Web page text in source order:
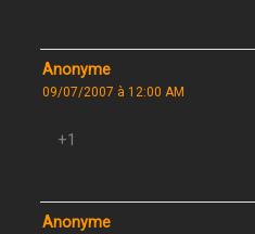
Anonyme
09/07/2007 à 12:00 AM
+1
Anonyme